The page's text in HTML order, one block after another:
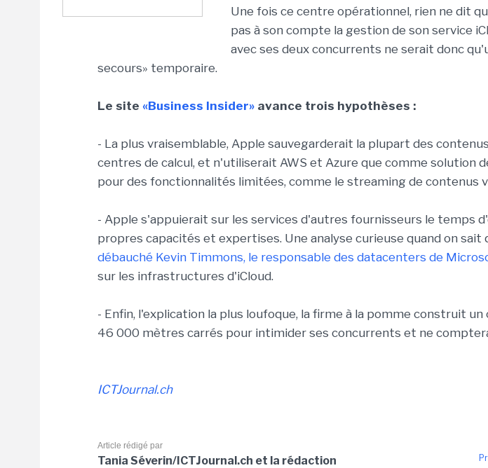
Une fois ce centre opérationnel, rien ne dit
pas à son compte la gestion de son service
avec ses deux concurrents ne serait donc
secours» temporaire.
Le site «Business Insider» avance trois hypothèses :
- La plus vraisemblable, Apple sauvegarderait la plupart des
centres de calcul, et n'utiliserait AWS et Azure que comme solution
pour des fonctionnalités limitées, comme le streaming de contenus
- Apple s'appuierait sur les services d'autres fournisseurs le temps
propres capacités et expertises. Une analyse curieuse quand on sait
débauché Kevin Timmons, le responsable des datacenters de
sur les infrastructures d'iCloud.
- Enfin, l'explication la plus loufoque, la firme à la pomme construit un
46 000 mètres carrés pour intimider ses concurrents et ne
ICTJournal.ch
Article rédigé par
Tania Séverin/ICTJournal.ch et la rédaction